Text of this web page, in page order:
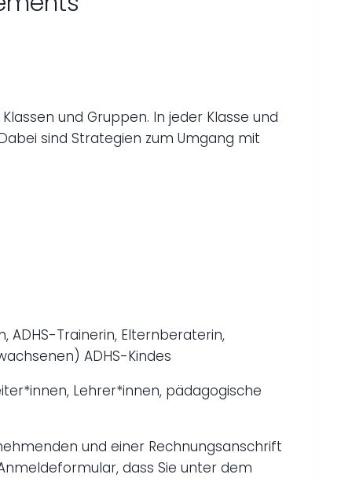
und Gruppen. In jeder Klasse und
sind Strategien zum Umgang mit
ADHS-Trainerin, Elternberaterin,
ADHS-Kindes
Lehrer*innen, pädagogische
und einer Rechnungsanschrift
dass Sie unter dem